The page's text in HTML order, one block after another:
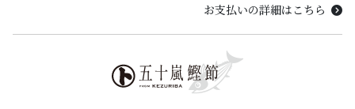
お支払いの詳細はこちら